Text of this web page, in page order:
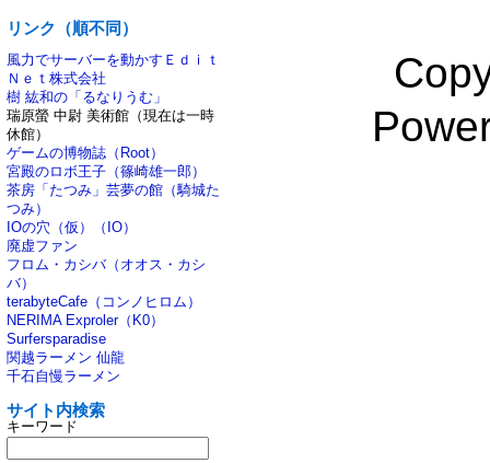
リンク（順不同）
風力でサーバーを動かすＥｄｉｔ
Ｎｅｔ株式会社
樹 紘和の「るなりうむ」
瑞原螢 中尉 美術館（現在は一時
休館）
ゲームの博物誌（Root）
宮殿のロボ王子（篠崎雄一郎）
茶房「たつみ」芸夢の館（騎城た
つみ）
IOの穴（仮）（IO）
廃虚ファン
フロム・カシバ（オオス・カシ
バ）
terabyteCafe（コンノヒロム）
NERIMA Exproler（K0）
Surfersparadise
関越ラーメン 仙龍
千石自慢ラーメン
サイト内検索
キーワード